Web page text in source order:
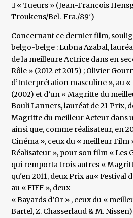
 « Tueurs » (Jean-François
Troukens/Bel.-Fra./89′)
Concernant ce dernier film,
belgo-belge : Lubna Azabal,
de la meilleure Actrice dans en
Rôle » (2012 et 2015) ; Olivier
d’Interprétation masculine », au «
(2002) et d’un « Magritte du
Bouli Lanners, lauréat de 21 Prix,
Magritte du meilleur Acteur dans
ainsi que, comme réalisateur, en
Cinéma », ceux du « meilleur Film
Réalisateur », pour son film « Les
qui remporta trois autres «
qu'en 2011, deux Prix au« Festival
au « FIFF », deux
« Bayards d’Or » , ceux du «
Bartel, Z. Chasserlaud & M.